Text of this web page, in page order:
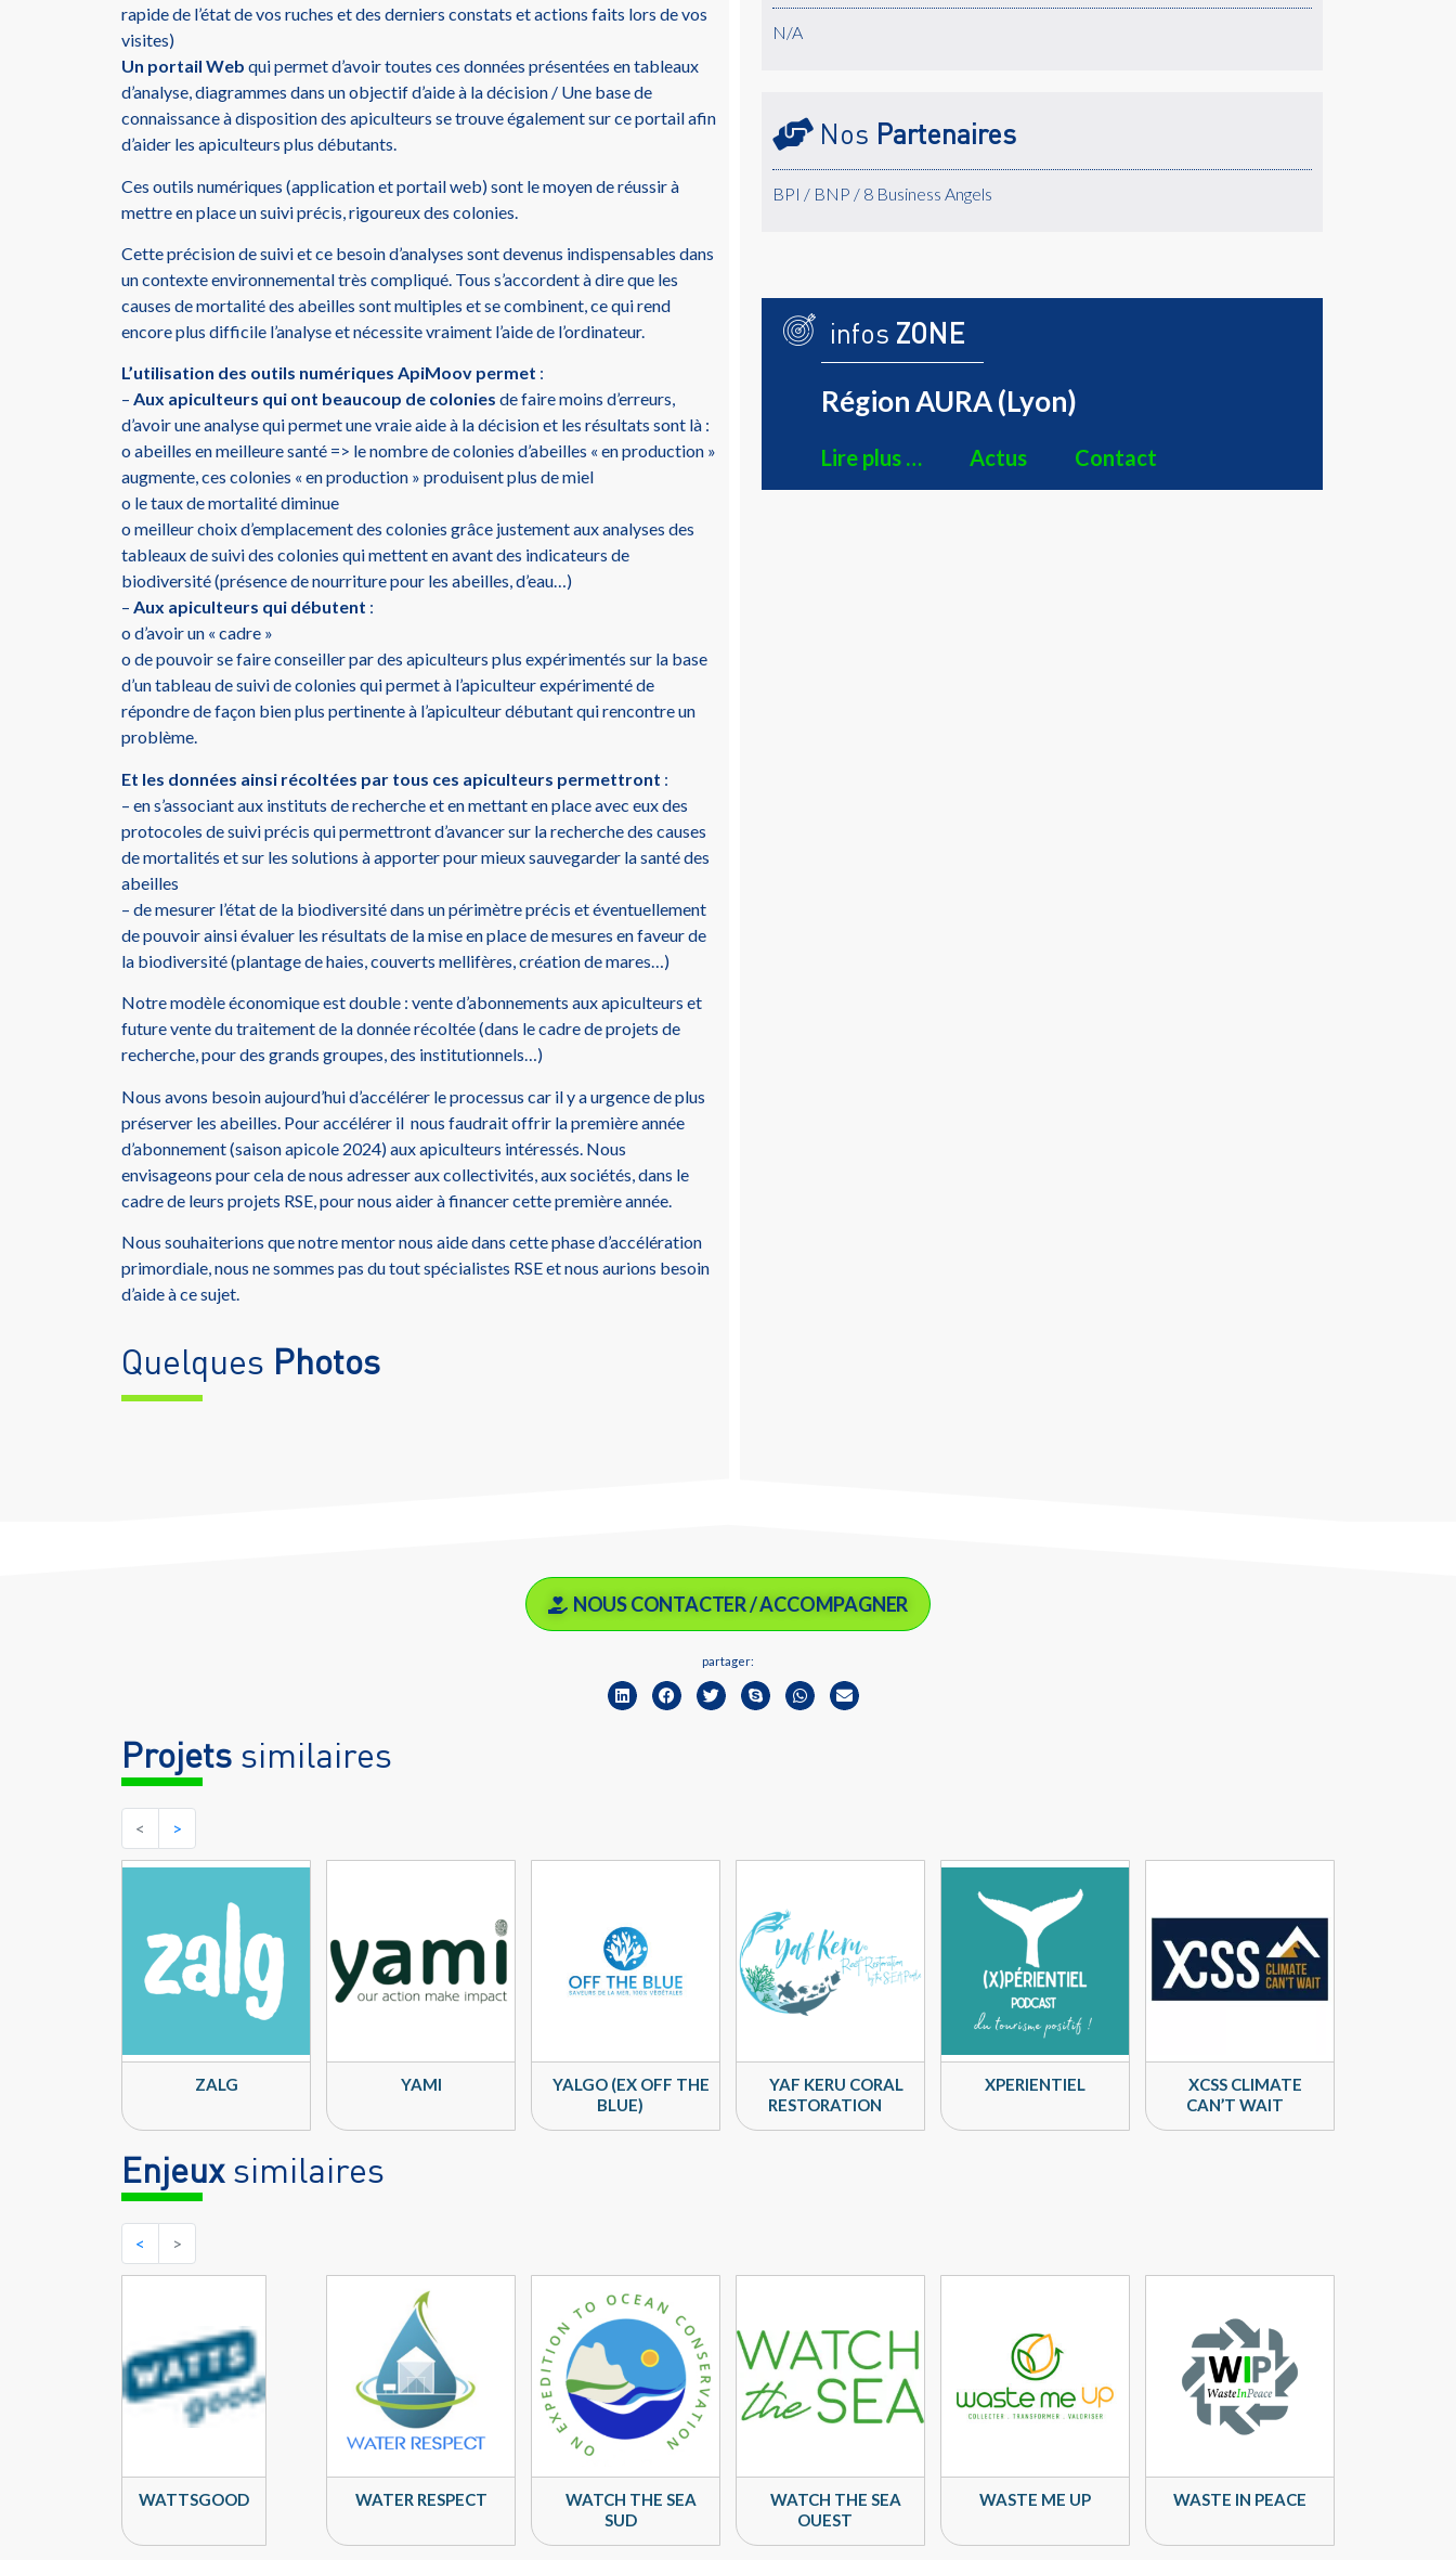
rapide de l’état de vos ruches et des derniers constats et actions faits lors de vos
visites)
Un portail Web qui permet d’avoir toutes ces données présentées en tableaux
d’analyse, diagrammes dans un objectif d’aide à la décision / Une base de
connaissance à disposition des apiculteurs se trouve également sur ce portail afin
d’aider les apiculteurs plus débutants.
Ces outils numériques (application et portail web) sont le moyen de réussir à
mettre en place un suivi précis, rigoureux des colonies.
Cette précision de suivi et ce besoin d’analyses sont devenus indispensables dans
un contexte environnemental très compliqué. Tous s’accordent à dire que les
causes de mortalité des abeilles sont multiples et se combinent, ce qui rend
encore plus difficile l’analyse et nécessite vraiment l’aide de l’ordinateur.
L’utilisation des outils numériques ApiMoov permet :
– Aux apiculteurs qui ont beaucoup de colonies de faire moins d’erreurs,
d’avoir une analyse qui permet une vraie aide à la décision et les résultats sont là :
o abeilles en meilleure santé => le nombre de colonies d’abeilles « en production »
augmente, ces colonies « en production » produisent plus de miel
o le taux de mortalité diminue
o meilleur choix d’emplacement des colonies grâce justement aux analyses des
tableaux de suivi des colonies qui mettent en avant des indicateurs de
biodiversité (présence de nourriture pour les abeilles, d’eau…)
– Aux apiculteurs qui débutent :
o d’avoir un « cadre »
o de pouvoir se faire conseiller par des apiculteurs plus expérimentés sur la base
d’un tableau de suivi de colonies qui permet à l’apiculteur expérimenté de
répondre de façon bien plus pertinente à l’apiculteur débutant qui rencontre un
problème.
Et les données ainsi récoltées par tous ces apiculteurs permettront :
– en s’associant aux instituts de recherche et en mettant en place avec eux des
protocoles de suivi précis qui permettront d’avancer sur la recherche des causes
de mortalités et sur les solutions à apporter pour mieux sauvegarder la santé des
abeilles
– de mesurer l’état de la biodiversité dans un périmètre précis et éventuellement
de pouvoir ainsi évaluer les résultats de la mise en place de mesures en faveur de
la biodiversité (plantage de haies, couverts mellifères, création de mares…)
Notre modèle économique est double : vente d’abonnements aux apiculteurs et
future vente du traitement de la donnée récoltée (dans le cadre de projets de
recherche, pour des grands groupes, des institutionnels…)
Nous avons besoin aujourd’hui d’accélérer le processus car il y a urgence de plus
préserver les abeilles. Pour accélérer il nous faudrait offrir la première année
d’abonnement (saison apicole 2024) aux apiculteurs intéressés. Nous
envisageons pour cela de nous adresser aux collectivités, aux sociétés, dans le
cadre de leurs projets RSE, pour nous aider à financer cette première année.
Nous souhaiterions que notre mentor nous aide dans cette phase d’accélération
primordiale, nous ne sommes pas du tout spécialistes RSE et nous aurions besoin
d’aide à ce sujet.
Quelques Photos
N/A
Nos Partenaires
BPI / BNP / 8 Business Angels
infos ZONE
Région AURA (Lyon)
Lire plus … Actus Contact
NOUS CONTACTER / ACCOMPAGNER
partager:
Projets similaires
< >
ZALG YAMI
YALGO (EX OFF THE
BLUE)
YAF KERU CORAL
RESTORATION
XPERIENTIEL
XCSS CLIMATE
CAN’T WAIT
Enjeuxsimilaires
< >
WATTSGOOD WATER RESPECT
WATCH THE SEA
SUD
WATCH THE SEA
OUEST
WASTE ME UP WASTE IN PEACE